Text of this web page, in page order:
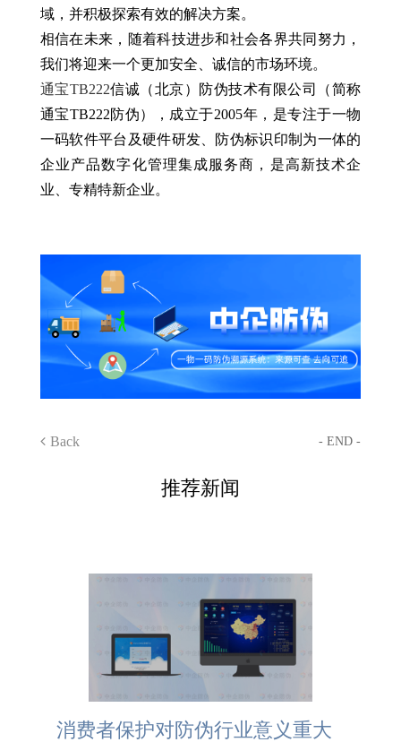
域，并积极探索有效的解决方案。
相信在未来，随着科技进步和社会各界共同努力，
我们将迎来一个更加安全、诚信的市场环境。
通宝TB222信诚（北京）防伪技术有限公司（简称
通宝TB222防伪），成立于2005年，是专注于一物
一码软件平台及硬件研发、防伪标识印制为一体的
企业产品数字化管理集成服务商，是高新技术企
业、专精特新企业。
Back - END -
推荐新闻
消费者保护对防伪行业意义重大